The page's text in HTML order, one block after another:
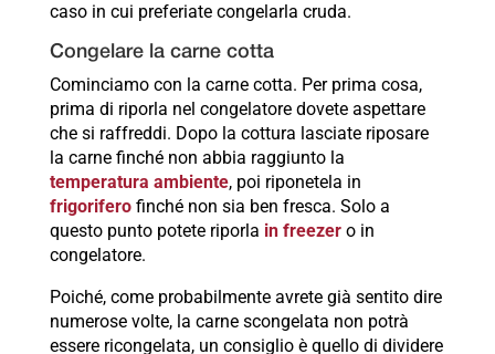
caso in cui preferiate congelarla cruda.
Congelare la carne cotta
Cominciamo con la carne cotta. Per prima cosa,
prima di riporla nel congelatore dovete aspettare
che si raffreddi. Dopo la cottura lasciate riposare
la carne finché non abbia raggiunto la
temperatura ambiente, poi riponetela in
frigorifero finché non sia ben fresca. Solo a
questo punto potete riporla in freezero in
congelatore.
Poiché, come probabilmente avrete già sentito dire
numerose volte, la carne scongelata non potrà
essere ricongelata, un consiglio è quello di dividere